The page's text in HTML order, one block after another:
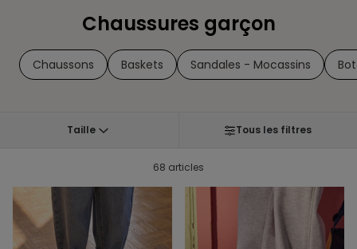
Chaussures garçon
Chaussons Baskets Sandales - Mocassins
Taille Tous les filtres
68 articles